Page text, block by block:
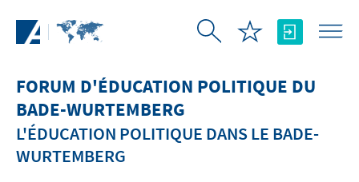
FORUM D'ÉDUCATION POLITIQUE DU
BADE-WURTEMBERG
L'ÉDUCATION POLITIQUE DANS LE BADE-
WURTEMBERG